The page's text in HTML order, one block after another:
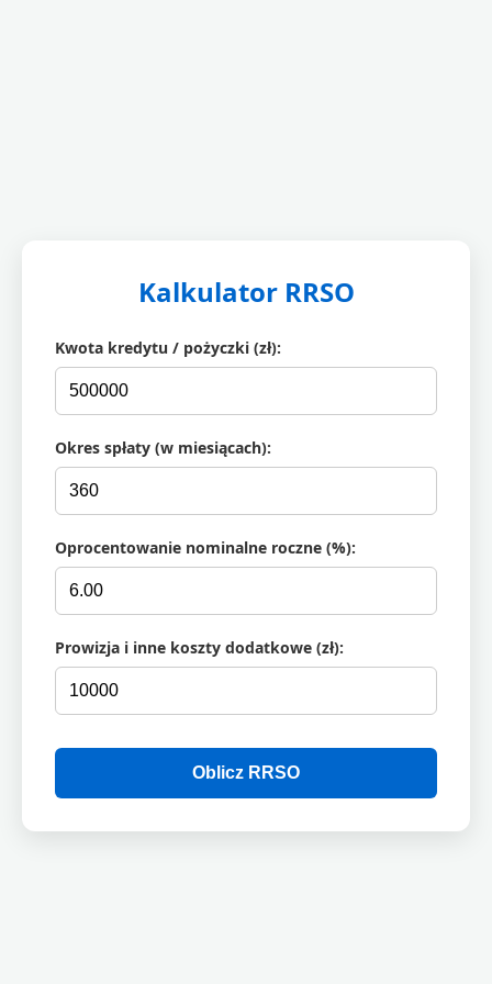
Kalkulator RRSO
Kwota kredytu / pożyczki (zł):
Okres spłaty (w miesiącach):
Oprocentowanie nominalne roczne (%):
Prowizja i inne koszty dodatkowe (zł):
Oblicz RRSO